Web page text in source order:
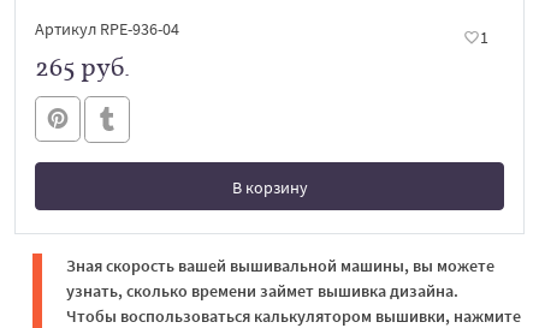
Артикул RPE-936-04 1
265 руб.
В корзину
В корзине
Зная скорость вашей вышивальной машины, вы можете
узнать, сколько времени займет вышивка дизайна.
Чтобы воспользоваться калькулятором вышивки, нажмите